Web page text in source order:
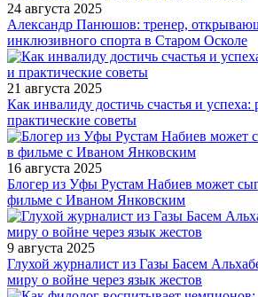
24 августа 2025
Александр Панюшов: тренер,
инклюзивного спорта в Старом Осколе
21 августа 2025
Как инвалиду достичь счастья и
практические советы
16 августа 2025
Блогер из Уфы Рустам Набиев может
фильме с Иваном Янковским
9 августа 2025
Глухой журналист из Газы Басем
миру о войне через язык жестов